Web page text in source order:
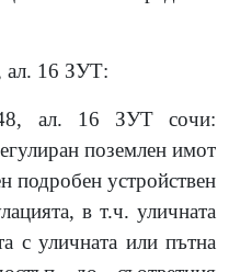
ал. 16 ЗУТ:
ал. 16 ЗУТ сочи:
поземлен имот
подробен устройствен
в т.ч. уличната
с уличната или пътна